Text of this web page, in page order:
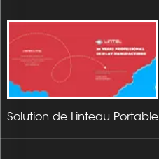
Solution de Linteau Portable